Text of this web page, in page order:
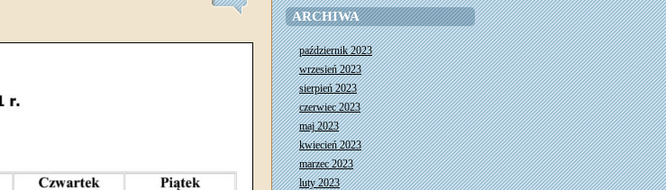
ARCHIWA
październik 2023
wrzesień 2023
sierpień 2023
czerwiec 2023
maj 2023
kwiecień 2023
marzec 2023
luty 2023